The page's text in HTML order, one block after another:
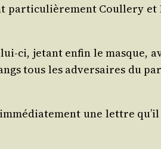
par­ti­cu­liè­re­ment Coul­le­ry et
ci, jetant enfin le masque,
tous les adver­saires du
une lettre